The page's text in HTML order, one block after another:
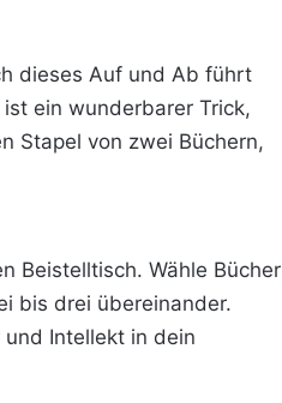
dieses Auf und Ab führt
ein wunderbarer Trick,
Stapel von zwei Büchern,
Beistelltisch. Wähle Bücher
bis drei übereinander.
Intellekt in dein